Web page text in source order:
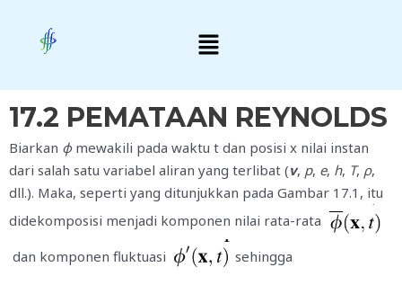
content
Menu
17.2 PEMATAAN REYNOLDS
Biarkan φmewakili pada waktu t dan posisi x nilai instan
dari salah satu variabel aliran yang terlibat (v, p, e, h, T, ρ,
dll.). Maka, seperti yang ditunjukkan pada Gambar 17.1, itu
didekomposisi menjadi komponen nilai rata-rata
dan komponen fluktuasi
sehingga